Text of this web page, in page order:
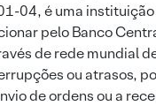
04, é uma instituição
pelo Banco
de rede mundial
ou atrasos,
de ordens ou a